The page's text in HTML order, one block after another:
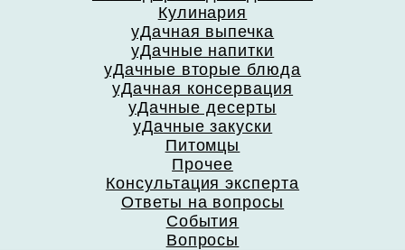
Кулинария
уДачная выпечка
уДачные напитки
уДачные вторые блюда
уДачная консервация
уДачные десерты
уДачные закуски
Питомцы
Прочее
Консультация эксперта
Ответы на вопросы
События
Вопросы